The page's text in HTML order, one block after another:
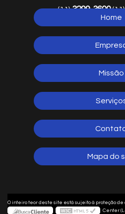
(11)3299-3600
5641-
Home
Missão
Mapa do
O inteiro teor deste site está sujeito à proteção de
Center